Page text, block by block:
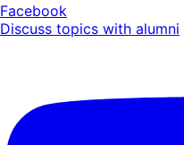
Facebook
Discuss topics with alumni